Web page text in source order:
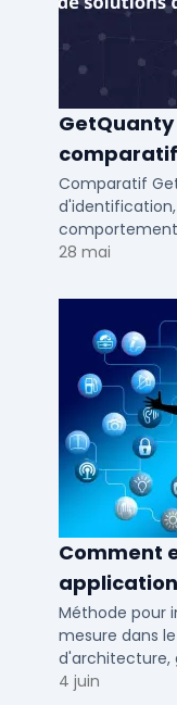
GetQuanty
Comparatif
d'identification,
votre solution
28 mai
Comment
SI ?
Méthode pour
mesure dans
d'architecture,
conduite du
4 juin